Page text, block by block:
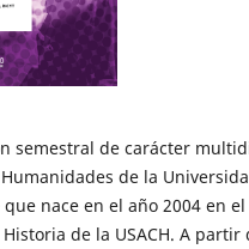
semestral de carácter
de la
nace en el año 2004 en el
de la USACH. A partir